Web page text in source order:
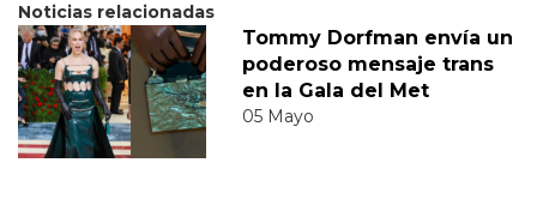
Noticias relacionadas
Tommy Dorfman envía un
poderoso mensaje trans
en la Gala del Met
05 Mayo